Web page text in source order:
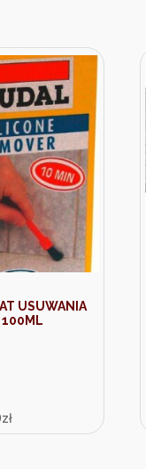
USUWANIA
100ML
zł